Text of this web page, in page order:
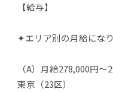
【給与】
✦エリア別の月給になり
（A）月給278,000円～
東京（23区）